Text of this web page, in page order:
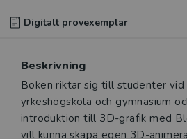
Digitalt provexemplar
digitalt provexemplar av den
Våra digitala provexemplar
och ger dig tillgång till boken
att erbjudandet endast gäller
Beskrivning
Beskrivning
Boken riktar sig till studenter vid
yrkeshögskola och gymnasium
introduktion till 3D-grafik med
vill kunna skapa egen 3D-